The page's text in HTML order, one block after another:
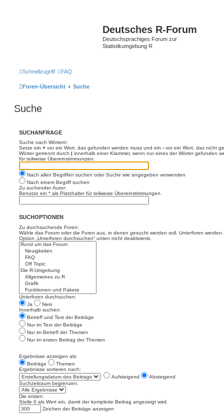
Deutsches R-Forum
Deutschsprachiges Forum zur
Statistikumgebung R
Schnellzugriff FAQ
Foren-Übersicht Suche
Suche
SUCHANFRAGE
Suche nach Wörtern:
Setze ein + vor ein Wort, das gefunden werden muss und ein - vor ein Wort, das nicht
Wörter getrennt durch | innerhalb einer Klammer, wenn nur eines der Wörter gefunden
für teilweise Übereinstimmungen.
Nach allen Begriffen suchen oder Suche wie angegeben verwenden
Nach einem Begriff suchen
Zu suchender Autor:
Benutze ein * als Platzhalter für teilweise Übereinstimmungen.
SUCHOPTIONEN
Zu durchsuchende Foren:
Wähle das Forum oder die Foren aus, in denen gesucht werden soll. Unterforen
Option „Unterforen durchsuchen“ unten nicht deaktivierst.
Unterforen durchsuchen:
Ja
Nein
Innerhalb suchen:
Betreff und Text der Beiträge
Nur im Text der Beiträge
Nur im Betreff der Themen
Nur im ersten Beitrag der Themen
Ergebnisse anzeigen als:
Beiträge
Themen
Ergebnisse sortieren nach:
Aufsteigend
Absteigend
Suchzeitraum begrenzen:
Die ersten:
Stelle 0 als Wert ein, damit der komplette Beitrag angezeigt wird.
Zeichen der Beiträge anzeigen